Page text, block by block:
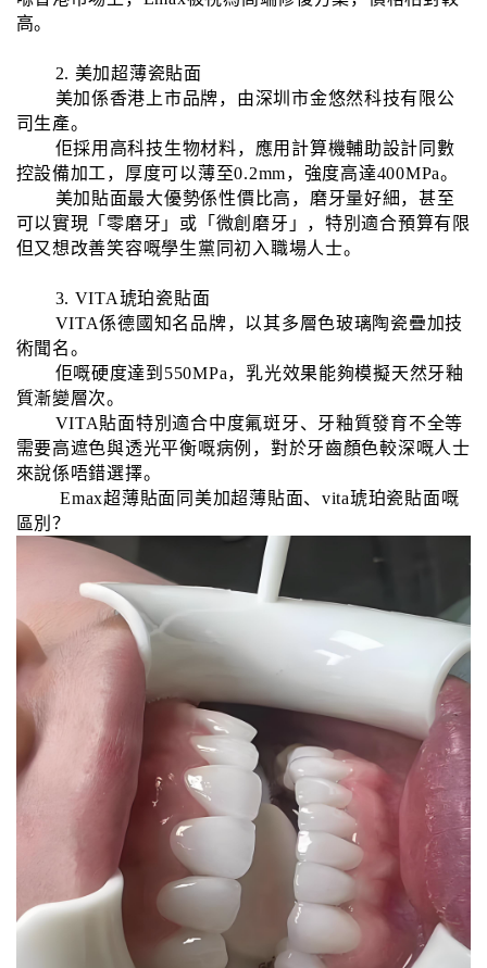
高。
2. 美加超薄瓷貼面
美加係香港上市品牌，由深圳市金悠然科技有限公
司生產。
佢採用高科技生物材料，應用計算機輔助設計同數
控設備加工，厚度可以薄至0.2mm，強度高達400MPa。
美加貼面最大優勢係性價比高，磨牙量好細，甚至
可以實現「零磨牙」或「微創磨牙」，特別適合預算有限
但又想改善笑容嘅學生黨同初入職場人士。
3. VITA琥珀瓷貼面
VITA係德國知名品牌，以其多層色玻璃陶瓷疊加技
術聞名。
佢嘅硬度達到550MPa，乳光效果能夠模擬天然牙釉
質漸變層次。
VITA貼面特別適合中度氟斑牙、牙釉質發育不全等
需要高遮色與透光平衡嘅病例，對於牙齒顏色較深嘅人士
來說係唔錯選擇。
Emax超薄貼面同美加超薄貼面、vita琥珀瓷貼面嘅
區別？